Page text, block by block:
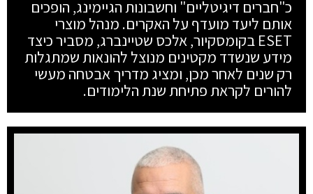
כ"חברים דיגיטליים" וחשבונות הגיימינג, הופכים
אותם ליעד מועדף על האקרים. מנהל מוצרי
ESET בקומסקיור, אלכס שטיינברג, מסביר כיצד
מידע שנשדד מקטינים מנוצל להונאות שמתגלות
רק שנים לאחר מכן, ומציג מדריך אבטחה מעשי
להורים לקראת פתיחת שנת הלימודים.